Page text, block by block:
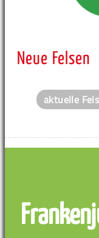
Neue Felsen
aktuelle